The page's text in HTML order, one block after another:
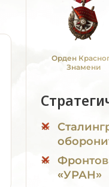
Орден
Знамени
«УРАН»